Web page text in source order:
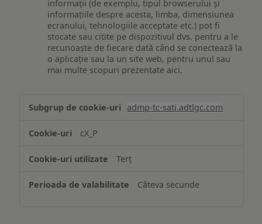
informații (de exemplu, tipul browserului și
informațiile despre acesta, limba, dimensiunea
ecranului, tehnologiile acceptate etc.) pot fi
stocate sau citite pe dispozitivul dvs. pentru a le
recunoaște de fiecare dată când se conectează la
o aplicație sau la un site web, pentru unul sau
mai multe scopuri prezentate aici.
și/sau
informațiilor
pe
dispozitiv
admp-tc-sati.adtlgc.com
cX_P
Terț
Câteva secunde